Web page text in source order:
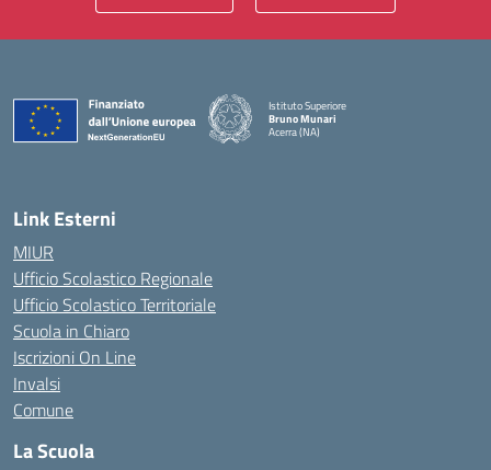
Istituto Superiore
Bruno Munari
Acerra (NA)
Link Esterni
MIUR
Ufficio Scolastico Regionale
Ufficio Scolastico Territoriale
Scuola in Chiaro
Iscrizioni On Line
Invalsi
Comune
La Scuola